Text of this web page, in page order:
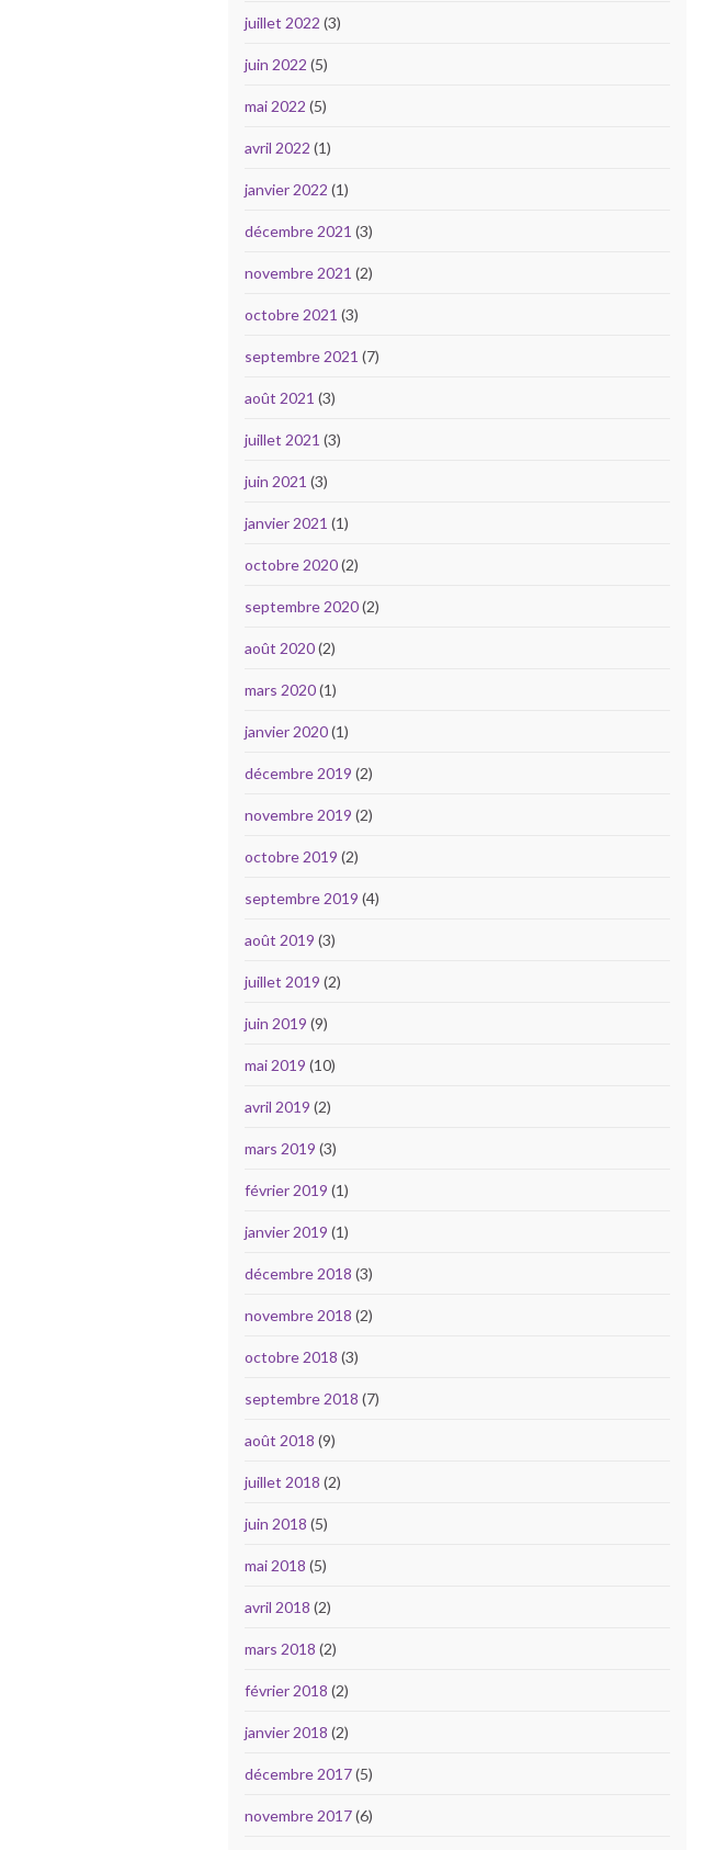
juillet 2022 (3)
juin 2022 (5)
mai 2022 (5)
avril 2022 (1)
janvier 2022 (1)
décembre 2021 (3)
novembre 2021 (2)
octobre 2021 (3)
septembre 2021 (7)
août 2021 (3)
juillet 2021 (3)
juin 2021 (3)
janvier 2021 (1)
octobre 2020(2)
septembre 2020(2)
août 2020(2)
mars 2020(1)
janvier 2020(1)
décembre 2019 (2)
novembre 2019 (2)
octobre 2019 (2)
septembre 2019 (4)
août 2019 (3)
juillet 2019 (2)
juin 2019 (9)
mai 2019 (10)
avril 2019 (2)
mars 2019 (3)
février 2019 (1)
janvier 2019 (1)
décembre 2018 (3)
novembre 2018 (2)
octobre 2018 (3)
septembre 2018 (7)
août 2018 (9)
juillet 2018 (2)
juin 2018 (5)
mai 2018 (5)
avril 2018 (2)
mars 2018 (2)
février 2018 (2)
janvier 2018 (2)
décembre 2017(5)
novembre 2017(6)